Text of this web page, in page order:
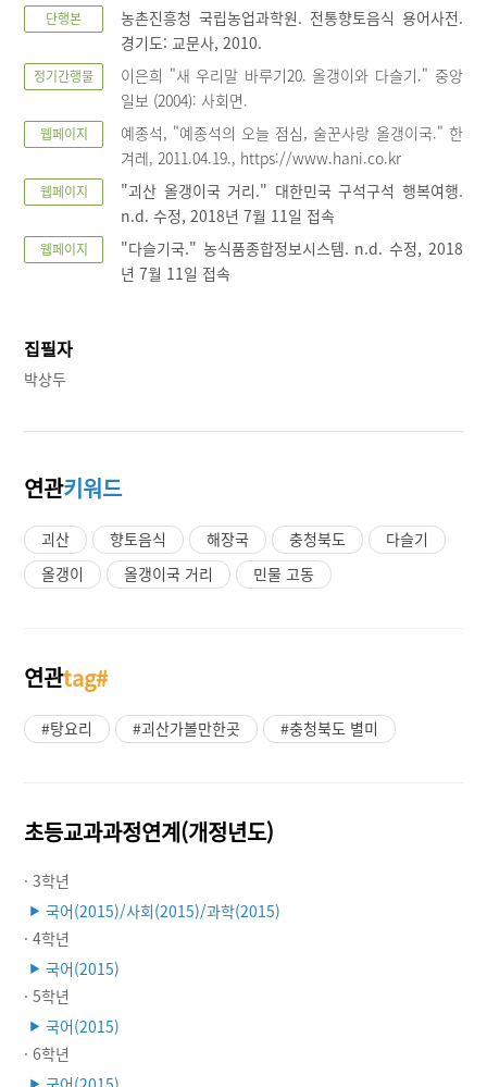
단행본
농촌진흥청 국립농업과학원. 전통향토음식 용어사전.
경기도: 교문사, 2010.
정기간행물
이은희 "새 우리말 바루기20. 올갱이와 다슬기." 중앙
일보 (2004): 사회면.
웹페이지
예종석, "예종석의 오늘 점심, 술꾼사랑 올갱이국." 한
겨레, 2011.04.19., https://www.hani.co.kr
웹페이지
"괴산 올갱이국 거리." 대한민국 구석구석 행복여행.
n.d. 수정, 2018년 7월 11일 접속
웹페이지
"다슬기국." 농식품종합정보시스템. n.d. 수정, 2018
년 7월 11일 접속
집필자
박상두
연관키워드
괴산 향토음식 해장국 충청북도
다슬기
올갱이
올갱이국 거리 민물 고동
연관tag#
#탕요리 #괴산가볼만한곳 #충청북도 별미
초등교과과정연계(개정년도)
· 3학년
▶ 국어(2015)/사회(2015)/과학(2015)
· 4학년
▶ 국어(2015)
· 5학년
▶ 국어(2015)
· 6학년
▶